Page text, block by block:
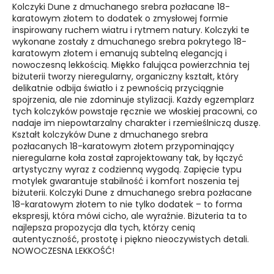
Kolczyki Dune z dmuchanego srebra pozłacane 18-
karatowym złotem to dodatek o zmysłowej formie
inspirowany ruchem wiatru i rytmem natury. Kolczyki te
wykonane zostały z dmuchanego srebra pokrytego 18-
karatowym złotem i emanują subtelną elegancją i
nowoczesną lekkością. Miękko falująca powierzchnia tej
biżuterii tworzy nieregularny, organiczny kształt, który
delikatnie odbija światło i z pewnością przyciągnie
spojrzenia, ale nie zdominuje stylizacji. Każdy egzemplarz
tych kolczyków powstaje ręcznie we włoskiej pracowni, co
nadaje im niepowtarzalny charakter i rzemieślniczą duszę.
Kształt kolczyków Dune z dmuchanego srebra
pozłacanych 18-karatowym złotem przypominający
nieregularne koła został zaprojektowany tak, by łączyć
artystyczny wyraz z codzienną wygodą. Zapięcie typu
motylek gwarantuje stabilność i komfort noszenia tej
biżuterii. Kolczyki Dune z dmuchanego srebra pozłacane
18-karatowym złotem to nie tylko dodatek – to forma
ekspresji, która mówi cicho, ale wyraźnie. Biżuteria ta to
najlepsza propozycja dla tych, którzy cenią
autentyczność, prostotę i piękno nieoczywistych detali.
NOWOCZESNA LEKKOŚĆ!